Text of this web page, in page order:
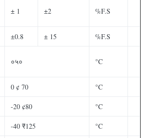
± 1 ±2 %F.S
±0.8 ± 15 %F.S
०५० °C
0 ¢ 70 °C
-20 ¢80 °C
-40 ₹125 °C